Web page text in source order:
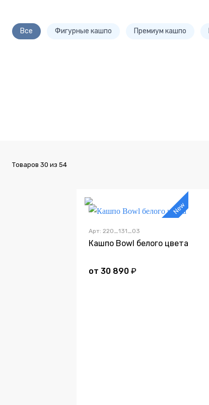
Все Фигурные кашпо Премиум кашпо
Товаров 30 из 54
Арт: 220_131_03
Кашпо Bowl белого цвета
от 30 890 ₽